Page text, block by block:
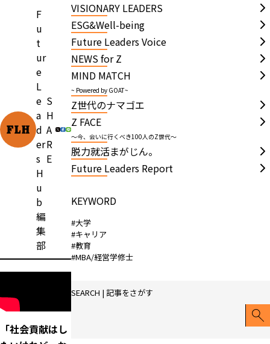
F
u
t
ur
e
L
e
a
d
er
s
H
u
b
編
集
部
S
H
A
R
E
「社会貢献はし
VISIONARY LEADERS
ESG&Well-being
Future Leaders Voice
NEWS for Z
MIND MATCH
~ Powered by GOAT~
Z世代のナマゴエ
Z FACE
～今、会いに行くべき100人のZ世代～
脱力就活まがじん。
Future Leaders Report
KEYWORD
#大学
#キャリア
#教育
#MBA/経営学修士
SEARCH | 記事をさがす